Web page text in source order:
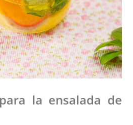
la ensalada de